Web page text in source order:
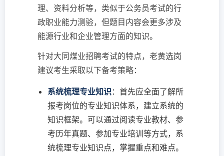
理、资料分析等，类似于公务员考试的行
政职业能力测验，但题目内容会更多涉及
能源行业和企业管理方面的知识。
针对大同煤业招聘考试的特点，老黄选岗
建议考生采取以下备考策略：
系统梳理专业知识：首先应全面了解所
报考岗位的专业知识体系，建立系统的
知识框架。可以通过阅读专业教材、参
考历年真题、参加专业培训等方式，系
统梳理专业知识点，掌握重点和难点。